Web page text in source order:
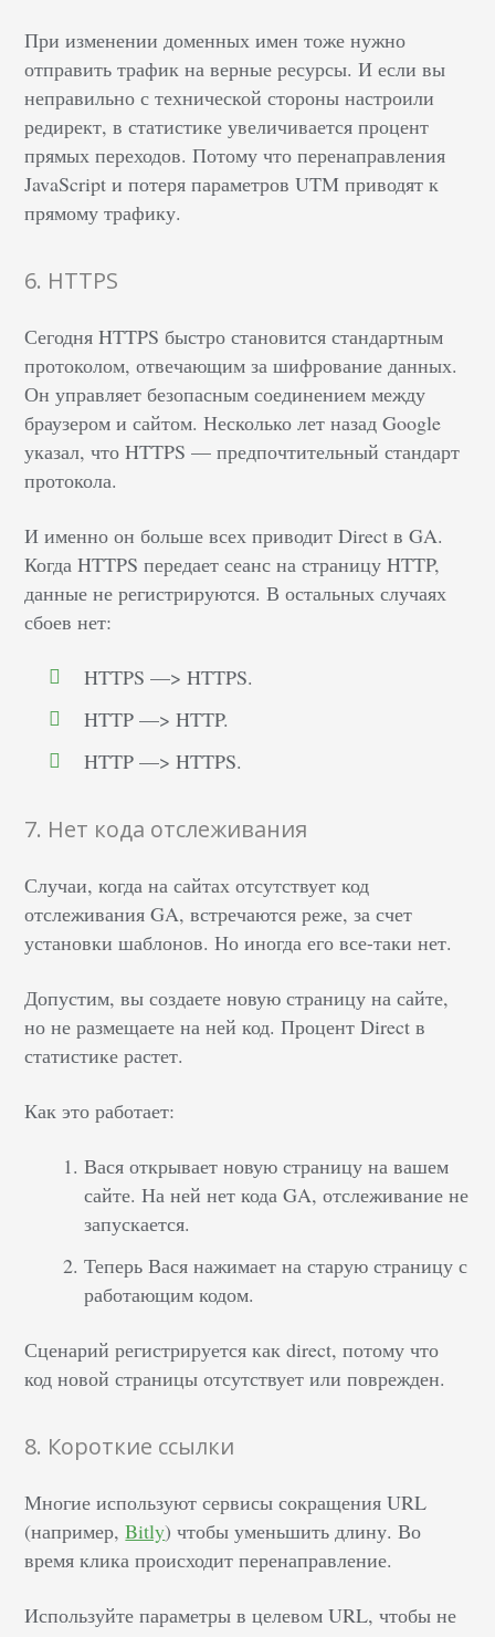
При изменении доменных имен тоже нужно
отправить трафик на верные ресурсы. И если вы
неправильно с технической стороны настроили
редирект, в статистике увеличивается процент
прямых переходов. Потому что перенаправления
JavaScript и потеря параметров UTM приводят к
прямому трафику.
6. HTTPS
Сегодня HTTPS быстро становится стандартным
протоколом, отвечающим за шифрование данных.
Он управляет безопасным соединением между
браузером и сайтом. Несколько лет назад Google
указал, что HTTPS — предпочтительный стандарт
протокола.
И именно он больше всех приводит Direct в GA.
Когда HTTPS передает сеанс на страницу HTTP,
данные не регистрируются. В остальных случаях
сбоев нет:
HTTPS —> HTTPS.
HTTP —> HTTP.
HTTP —> HTTPS.
7. Нет кода отслеживания
Случаи, когда на сайтах отсутствует код
отслеживания GA, встречаются реже, за счет
установки шаблонов. Но иногда его все-таки нет.
Допустим, вы создаете новую страницу на сайте,
но не размещаете на ней код. Процент Direct в
статистике растет.
Как это работает:
Вася открывает новую страницу на вашем
сайте. На ней нет кода GA, отслеживание не
запускается.
Теперь Вася нажимает на старую страницу с
работающим кодом.
Сценарий регистрируется как direct, потому что
код новой страницы отсутствует или поврежден.
8. Короткие ссылки
Многие используют сервисы сокращения URL
(например,Bitly) чтобы уменьшить длину. Во
время клика происходит перенаправление.
Используйте параметры в целевом URL, чтобы не